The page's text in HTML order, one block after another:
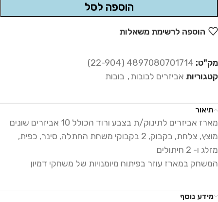
הוספה לסל
הוספה לרשימת משאלות
מק"ט: 4897080701714 (22-904)
קטגוריות אביזרים לבובות, בובות
תיאור
מארז אביזרים לתינוק/ת בצבע ורוד הכולל 10 אביזרים שונים
מוצץ, צלחת, בקבוק, 2 בקבוקי משחת החתלה, סינר, כפית,
מזלג ו- 2 חיתולים
המשחק במארז עוזר בפיתוח מיומנויות של משחקי דמיון
מידע נוסף